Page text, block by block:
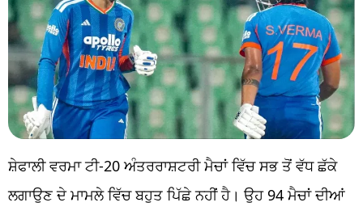
ਸ਼ੇਫਾਲੀ ਵਰਮਾ ਟੀ-20 ਅੰਤਰਰਾਸ਼ਟਰੀ ਮੈਚਾਂ ਵਿੱਚ ਸਭ ਤੋਂ ਵੱਧ ਛੱਕੇ
ਲਗਾਉਣ ਦੇ ਮਾਮਲੇ ਵਿੱਚ ਬਹੁਤ ਪਿੱਛੇ ਨਹੀਂ ਹੈ। ਉਹ 94 ਮੈਚਾਂ ਦੀਆਂ